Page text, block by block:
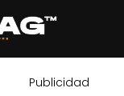
Publicidad